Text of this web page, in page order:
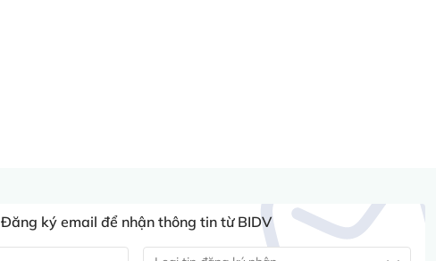
Đăng ký email để nhận thông tin từ BIDV